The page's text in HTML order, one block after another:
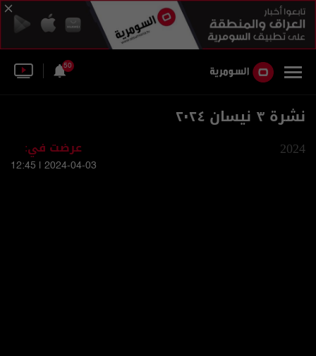
50
نشرة ٣ نيسان ٢٠٢٤
2024 عرضت في:
2024-04-03 | 12:45